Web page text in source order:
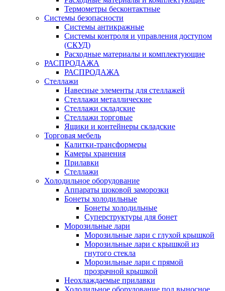
Термометры бесконтактные
Системы безопасности
Системы антикражные
Системы контроля и управления доступом
(СКУД)
Расходные материалы и комплектующие
РАСПРОДАЖА
РАСПРОДАЖА
Стеллажи
Навесные элементы для стеллажей
Стеллажи металлические
Стеллажи складские
Стеллажи торговые
Ящики и контейнеры складские
Торговая мебель
Калитки-трансформеры
Камеры хранения
Прилавки
Стеллажи
Холодильное оборудование
Аппараты шоковой заморозки
Бонеты холодильные
Бонеты холодильные
Суперструктуры для бонет
Морозильные лари
Морозильные лари с глухой крышкой
Морозильные лари с крышкой из
гнутого стекла
Морозильные лари с прямой
прозрачной крышкой
Неохлаждаемые прилавки
Холодильное оборудование под выносное